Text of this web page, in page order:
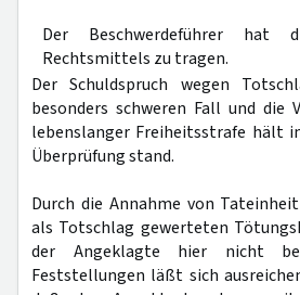
Der Beschwerdeführer hat
Rechtsmittels zu tragen.
Der Schuldspruch wegen
besonders schweren Fall und die
lebenslanger Freiheitsstrafe hält
Überprüfung stand.
Durch die Annahme von
als Totschlag gewerteten
der Angeklagte hier nicht
Feststellungen läßt sich